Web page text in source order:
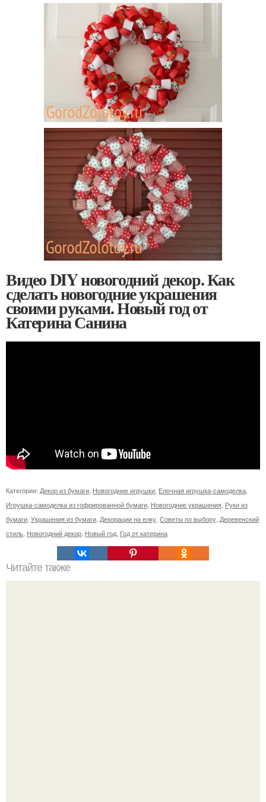
Видео DIY новогодний декор. Как
сделать новогодние украшения
своими руками. Новый год от
Катерина Санина
Категории: Декор из бумаги, Новогодние игрушки, Елочная игрушка-самоделка,
Игрушка-самоделка из гофрированной бумаги, Новогодние украшения, Руки из
бумаги, Украшения из бумаги, Декорации на елку, Советы по выбору, Деревенский
стиль, Новогодний декор, Новый год, Год от катерина
Читайте также